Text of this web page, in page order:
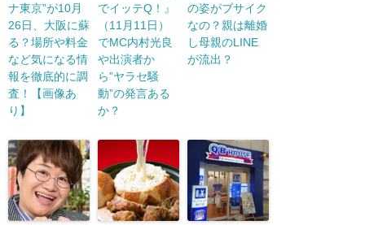
ナ東京”が10月
26日、大阪に蘇
る？場所や料金
など気になる情
報を徹底的に調
査！【画像あ
り】
でイッテQ！』
（11月11日）
でMC内村光良
や出演者か
ら”ヤラセ騒
動”の発言ある
か？
の姿がブサイク
なの？親は離婚
し母親のLINE
が流出？